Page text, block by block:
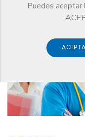
Puedes aceptar